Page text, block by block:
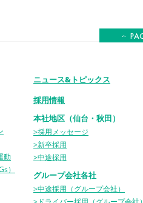
動
）
ニュース&トピックス
採用情報
本社地区（仙台・秋田）
>採用メッセージ
>新卒採用
>中途採用
グループ会社各社
>中途採用（グループ会社）